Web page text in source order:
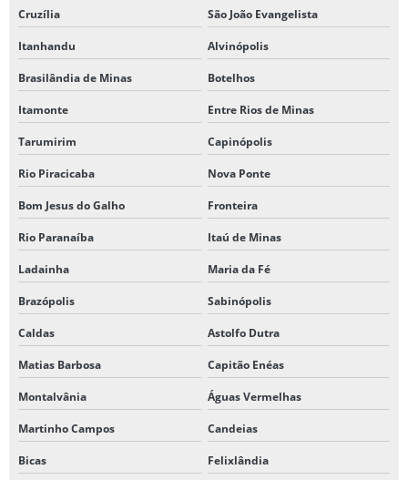
Cruzília São João Evangelista
Itanhandu Alvinópolis
Brasilândia de Minas Botelhos
Itamonte Entre Rios de Minas
Tarumirim Capinópolis
Rio Piracicaba Nova Ponte
Bom Jesus do Galho Fronteira
Rio Paranaíba Itaú de Minas
Ladainha Maria da Fé
Brazópolis Sabinópolis
Caldas Astolfo Dutra
Matias Barbosa Capitão Enéas
Montalvânia Águas Vermelhas
Martinho Campos Candeias
Bicas Felixlândia